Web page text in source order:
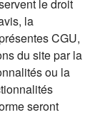
le droit
la
CGU,
du site par la
ou la
seront